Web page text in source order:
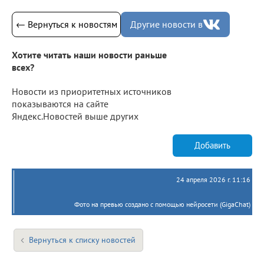
← Вернуться к новостям Другие новости в
Хотите читать наши новости раньше
всех?
Новости из приоритетных источников
показываются на сайте
Яндекс.Новостей выше других
Добавить
24 апреля 2026 г. 11:16
Фото на превью создано с помощью нейросети (GigaChat)
Вернуться к списку новостей